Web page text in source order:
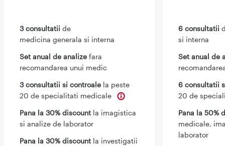
3 consultatii de
medicina generala si interna
Set anual de analize fara
recomandarea unui medic
3 consultatii si controale la peste
20 de specialitati medicale
Pana la 30% discount la imagistica
si analize de laborator
Pana la 30% discount la investigatii
6 consultatii
si interna
Set anual de
6 consultatii
20 de
Pana la 50%
medicale,
laborator